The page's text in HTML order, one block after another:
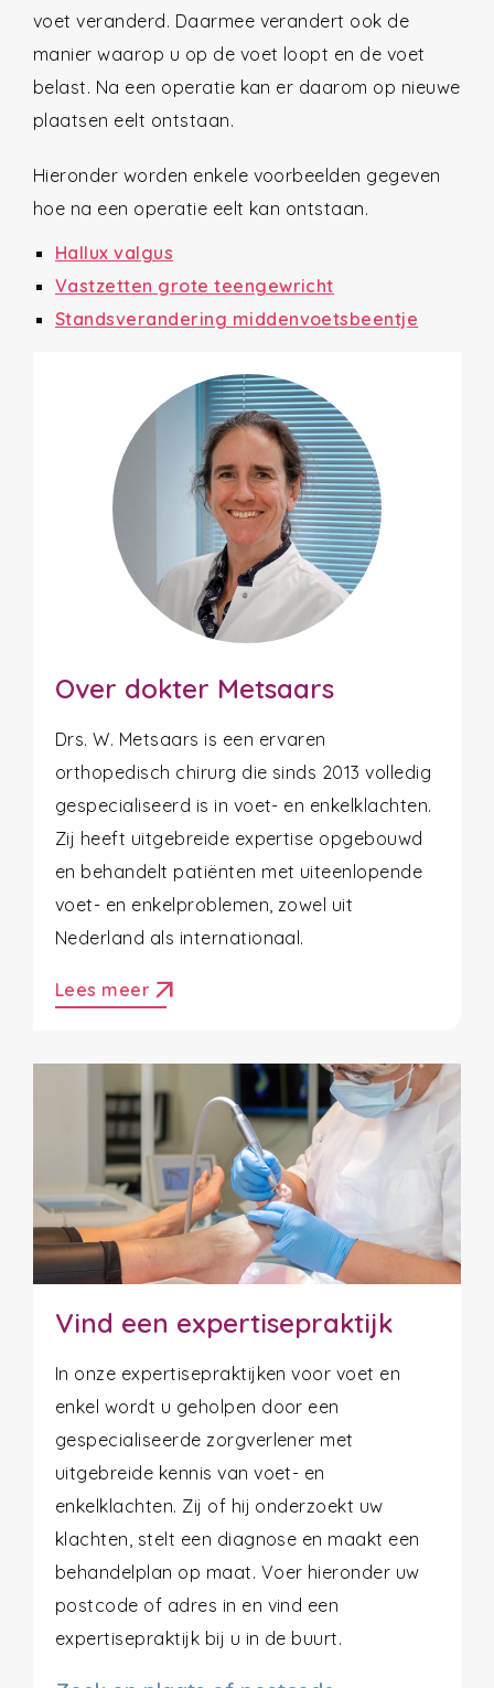
voet veranderd. Daarmee verandert ook de
manier waarop u op de voet loopt en de voet
belast. Na een operatie kan er daarom op nieuwe
plaatsen eelt ontstaan.
Hieronder worden enkele voorbeelden gegeven
hoe na een operatie eelt kan ontstaan.
Hallux valgus
Vastzetten grote teengewricht
Standsverandering middenvoetsbeentje
Over dokter Metsaars
Drs. W. Metsaars is een ervaren
orthopedisch chirurg die sinds 2013 volledig
gespecialiseerd is in voet- en enkelklachten.
Zij heeft uitgebreide expertise opgebouwd
en behandelt patiënten met uiteenlopende
voet- en enkelproblemen, zowel uit
Nederland als internationaal.
Lees meer arrow_outward
Vind een expertisepraktijk
In onze expertisepraktijken voor voet en
enkel wordt u geholpen door een
gespecialiseerde zorgverlener met
uitgebreide kennis van voet- en
enkelklachten. Zij of hij onderzoekt uw
klachten, stelt een diagnose en maakt een
behandelplan op maat. Voer hieronder uw
postcode of adres in en vind een
expertisepraktijk bij u in de buurt.